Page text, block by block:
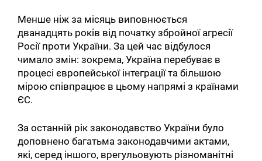
Менше ніж за місяць виповнюється
дванадцять років від початку збройної агресії
Росії проти України. За цей час відбулося
чимало змін: зокрема, Україна перебуває в
процесі європейської інтеграції та більшою
мірою співпрацює в цьому напрямі з країнами
ЄС.
За останній рік законодавство України було
доповнено багатьма законодавчими актами,
які, серед іншого, врегульовують різноманітні